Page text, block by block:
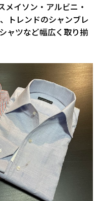
イソン・アルビニ・
トレンドのシャンブレ
ャツなど幅広く取り揃